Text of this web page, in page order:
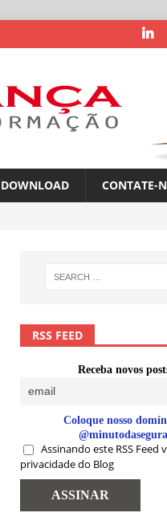
DOWNLOAD CONTATE-
RSS FEED
Receba novos
Coloque nosso
Assinando este RSS Feed
privacidade do Blog